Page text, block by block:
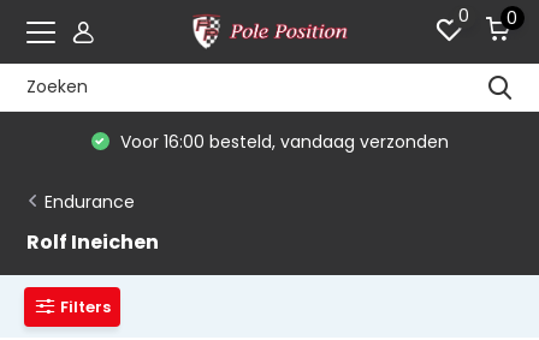
0 0
Voor 16:00 besteld, vandaag verzonden
Endurance
Rolf Ineichen
Filters